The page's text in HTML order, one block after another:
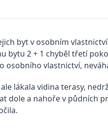
byt v osobním
bytu 2 + 1 chyběl třetí
osobního vlastnictví,
lákala vidina terasy,
dole a nahoře v půdních